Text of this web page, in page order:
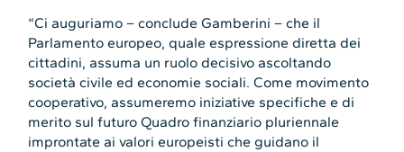
“Ci auguriamo – conclude Gamberini – che il
Parlamento europeo, quale espressione diretta dei
cittadini, assuma un ruolo decisivo ascoltando
società civile ed economie sociali. Come movimento
cooperativo, assumeremo iniziative specifiche e di
merito sul futuro Quadro finanziario pluriennale
improntate ai valori europeisti che guidano il